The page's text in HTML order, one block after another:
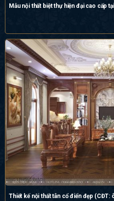
Mẫu nội thất biệt thự hiện đại cao cấp
Thiết kế nội thất tân cổ điển đẹp (CĐT: